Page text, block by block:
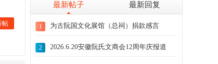
帖
最新帖子 最新回复
1 为古阮国文化展馆（总祠）捐款感言
2 2026.6.20安徽阮氏文商会12周年庆报道